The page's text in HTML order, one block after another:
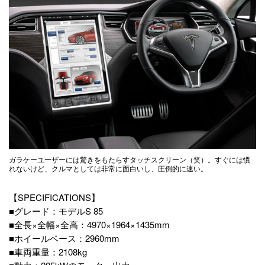
ガラケーユーザーには驚きをもたらすタッチスクリーン（笑）。すぐには慣
れないけど、クルマとしては非常に面白いし、圧倒的に速い。
【SPECIFICATIONS】
■グレード：モデルS 85
■全長×全幅×全高：4970×1964×1435mm
■ホイールベース：2960mm
■車両重量：2108kg